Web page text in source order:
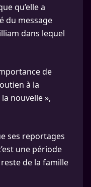
qu’elle a
du message
dans lequel
de
à la
nouvelle »,
ses reportages
une période
de la famille